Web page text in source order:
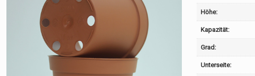
Höhe:
Kapazität:
Grad:
Unterseite: